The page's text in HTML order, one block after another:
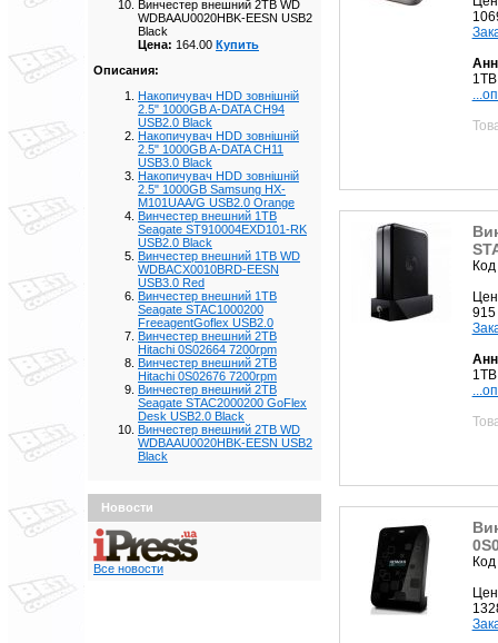
Винчестер внешний 2TB WD
WDBAAU0020HBK-EESN USB2
Black
Цена: 164.00 Купить
Описания:
Накопичувач HDD зовнішній
2.5" 1000GB A-DATA CH94
USB2.0 Black
Накопичувач HDD зовнішній
2.5" 1000GB A-DATA CH11
USB3.0 Black
Накопичувач HDD зовнішній
2.5" 1000GB Samsung HX-
M101UAA/G USB2.0 Orange
Винчестер внешний 1TB
Seagate ST910004EXD101-RK
USB2.0 Black
Винчестер внешний 1TB WD
WDBACX0010BRD-EESN
USB3.0 Red
Винчестер внешний 1TB
Seagate STAC1000200
FreeagentGoflex USB2.0
Винчестер внешний 2TB
Hitachi 0S02664 7200rpm
Винчестер внешний 2TB
Hitachi 0S02676 7200rpm
Винчестер внешний 2TB
Seagate STAC2000200 GoFlex
Desk USB2.0 Black
Винчестер внешний 2TB WD
WDBAAU0020HBK-EESN USB2
Black
Новости
Все новости